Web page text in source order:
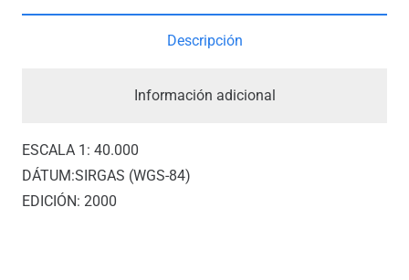
Descripción
Información adicional
ESCALA 1: 40.000
DÁTUM:SIRGAS (WGS-84)
EDICIÓN: 2000